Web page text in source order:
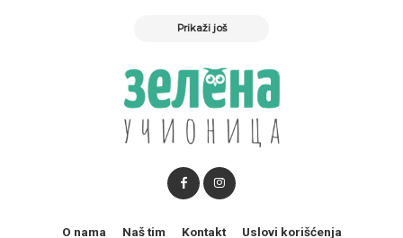
Prikaži još
O nama Naš tim Kontakt Uslovi korišćenja